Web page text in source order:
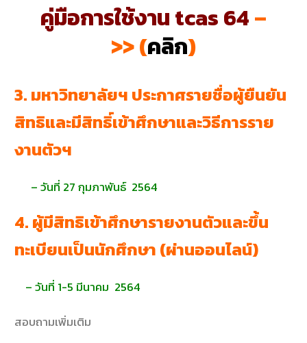
คู่มือการใช้งาน tcas 64–
>> (คลิก)
3. มหาวิทยาลัยฯ ประกาศรายชื่อผู้ยืนยัน
สิทธิและมีสิทธิ์เข้าศึกษาและวิธีการราย
งานตัวฯ
– วันที่ 27 กุมภาพันธ์ 2564
4. ผู้มีสิทธิเข้าศึกษารายงานตัวและขึ้น
ทะเบียนเป็นนักศึกษา (ผ่านออนไลน์)
– วันที่ 1-5 มีนาคม 2564
สอบถามเพิ่มเติม